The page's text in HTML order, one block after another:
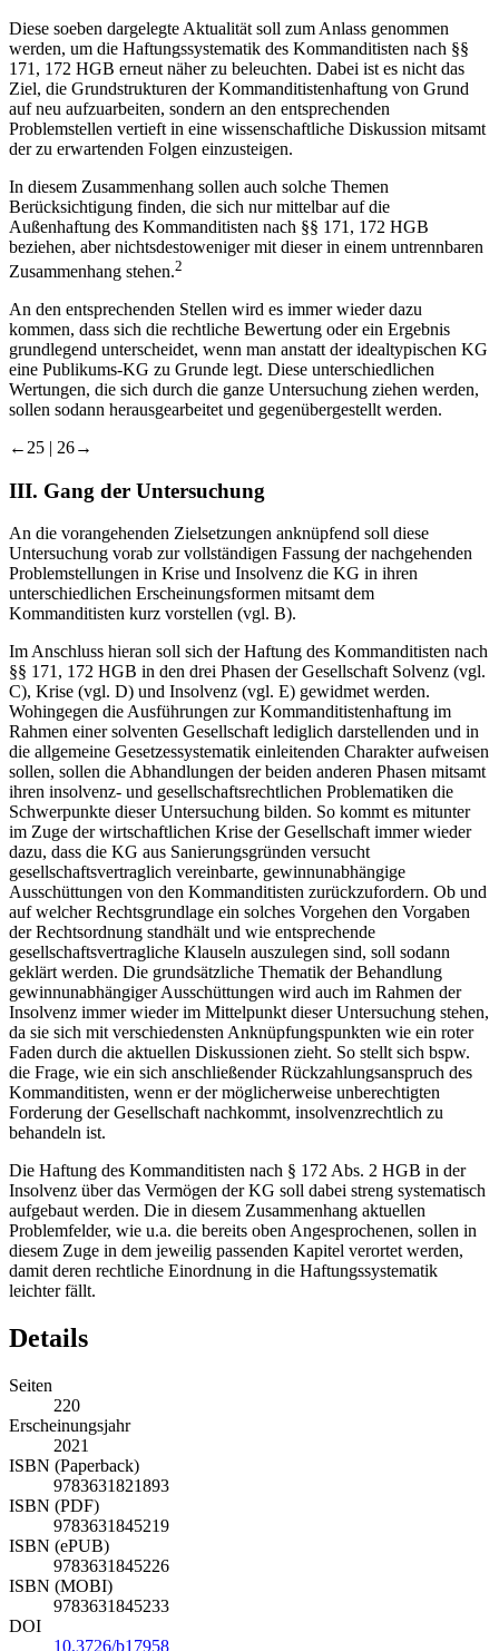
Diese soeben dargelegte Aktualität soll zum Anlass genommen
werden, um die Haftungssystematik des Kommanditisten nach §§
171, 172 HGB erneut näher zu beleuchten. Dabei ist es nicht das
Ziel, die Grundstrukturen der Kommanditistenhaftung von Grund
auf neu aufzuarbeiten, sondern an den entsprechenden
Problemstellen vertieft in eine wissenschaftliche Diskussion mitsamt
der zu erwartenden Folgen einzusteigen.
In diesem Zusammenhang sollen auch solche Themen
Berücksichtigung finden, die sich nur mittelbar auf die
Außenhaftung des Kommanditisten nach §§ 171, 172 HGB
beziehen, aber nichtsdestoweniger mit dieser in einem untrennbaren
Zusammenhang stehen.2
An den entsprechenden Stellen wird es immer wieder dazu
kommen, dass sich die rechtliche Bewertung oder ein Ergebnis
grundlegend unterscheidet, wenn man anstatt der idealtypischen KG
eine Publikums-​KG zu Grunde legt. Diese unterschiedlichen
Wertungen, die sich durch die ganze Untersuchung ziehen werden,
sollen sodann herausgearbeitet und gegenübergestellt werden.
←25 | 26→
III. Gang der Untersuchung
An die vorangehenden Zielsetzungen anknüpfend soll diese
Untersuchung vorab zur vollständigen Fassung der nachgehenden
Problemstellungen in Krise und Insolvenz die KG in ihren
unterschiedlichen Erscheinungsformen mitsamt dem
Kommanditisten kurz vorstellen (vgl. B).
Im Anschluss hieran soll sich der Haftung des Kommanditisten nach
§§ 171, 172 HGB in den drei Phasen der Gesellschaft Solvenz (vgl.
C), Krise (vgl. D) und Insolvenz (vgl. E) gewidmet werden.
Wohingegen die Ausführungen zur Kommanditistenhaftung im
Rahmen einer solventen Gesellschaft lediglich darstellenden und in
die allgemeine Gesetzessystematik einleitenden Charakter aufweisen
sollen, sollen die Abhandlungen der beiden anderen Phasen mitsamt
ihren insolvenz-​ und gesellschaftsrechtlichen Problematiken die
Schwerpunkte dieser Untersuchung bilden. So kommt es mitunter
im Zuge der wirtschaftlichen Krise der Gesellschaft immer wieder
dazu, dass die KG aus Sanierungsgründen versucht
gesellschaftsvertraglich vereinbarte, gewinnunabhängige
Ausschüttungen von den Kommanditisten zurückzufordern. Ob und
auf welcher Rechtsgrundlage ein solches Vorgehen den Vorgaben
der Rechtsordnung standhält und wie entsprechende
gesellschaftsvertragliche Klauseln auszulegen sind, soll sodann
geklärt werden. Die grundsätzliche Thematik der Behandlung
gewinnunabhängiger Ausschüttungen wird auch im Rahmen der
Insolvenz immer wieder im Mittelpunkt dieser Untersuchung stehen,
da sie sich mit verschiedensten Anknüpfungspunkten wie ein roter
Faden durch die aktuellen Diskussionen zieht. So stellt sich bspw.
die Frage, wie ein sich anschließender Rückzahlungsanspruch des
Kommanditisten, wenn er der möglicherweise unberechtigten
Forderung der Gesellschaft nachkommt, insolvenzrechtlich zu
behandeln ist.
Die Haftung des Kommanditisten nach § 172 Abs. 2 HGB in der
Insolvenz über das Vermögen der KG soll dabei streng systematisch
aufgebaut werden. Die in diesem Zusammenhang aktuellen
Problemfelder, wie u.a. die bereits oben Angesprochenen, sollen in
diesem Zuge in dem jeweilig passenden Kapitel verortet werden,
damit deren rechtliche Einordnung in die Haftungssystematik
leichter fällt.
Details
Seiten
220
Erscheinungsjahr
2021
ISBN (Paperback)
9783631821893
ISBN (PDF)
9783631845219
ISBN (ePUB)
9783631845226
ISBN (MOBI)
9783631845233
DOI
10.3726/b17958